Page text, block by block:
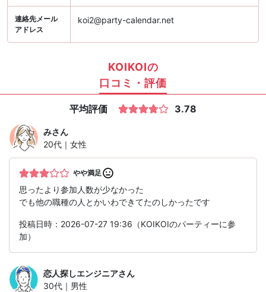
連絡先メール
アドレス
koi2@party-calendar.net
KOIKOIの
口コミ・評価
平均評価 3.78
みさん
20代｜女性
やや満足
思ったより参加人数が少なかった
でも他の職種の人とかいわできてたのしかったです
投稿日時：2026-07-27 19:36（KOIKOIのパーティーに参
加）
恋人探しエンジニアさん
30代｜男性